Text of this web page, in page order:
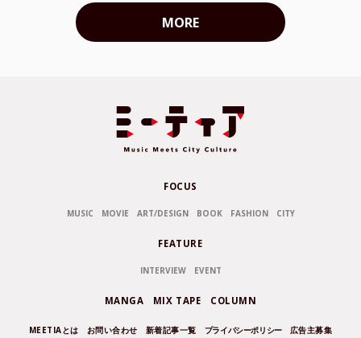
MORE
FOCUS
MUSIC MOVIE ART/DESIGN BOOK FASHION CITY
FEATURE
INTERVIEW EVENT
MANGA MIX TAPE COLUMN
MEETIAとは お問い合わせ 新着記事一覧 プライバシーポリシー 広告主募集